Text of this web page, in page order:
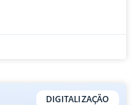
DIGITALIZAÇÃO